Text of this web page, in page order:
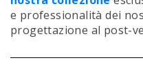
e professionalità dei
progettazione al post-